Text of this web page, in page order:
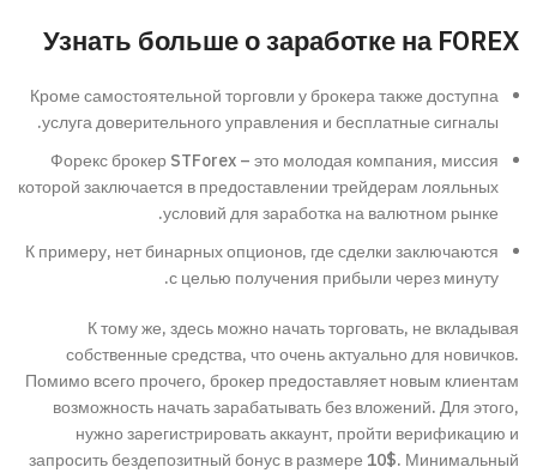
Узнать больше о заработке на FOREX
Кроме самостоятельной торговли у брокера также доступна
услуга доверительного управления и бесплатные сигналы.
Форекс брокер STForex – это молодая компания, миссия
которой заключается в предоставлении трейдерам лояльных
условий для заработка на валютном рынке.
К примеру, нет бинарных опционов, где сделки заключаются
с целью получения прибыли через минуту.
К тому же, здесь можно начать торговать, не вкладывая
собственные средства, что очень актуально для новичков.
Помимо всего прочего, брокер предоставляет новым клиентам
возможность начать зарабатывать без вложений. Для этого,
нужно зарегистрировать аккаунт, пройти верификацию и
запросить бездепозитный бонус в размере 10$. Минимальный